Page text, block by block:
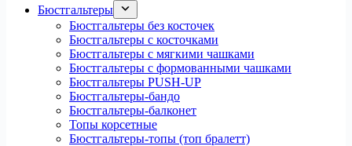
Бюстгальтеры
Бюстгальтеры без косточек
Бюстгальтеры с косточками
Бюстгальтеры с мягкими чашками
Бюстгальтеры с формованными чашками
Бюстгальтеры PUSH-UP
Бюстгальтеры-бандо
Бюстгальтеры-балконет
Топы корсетные
Бюстгальтеры-топы (топ бралетт)